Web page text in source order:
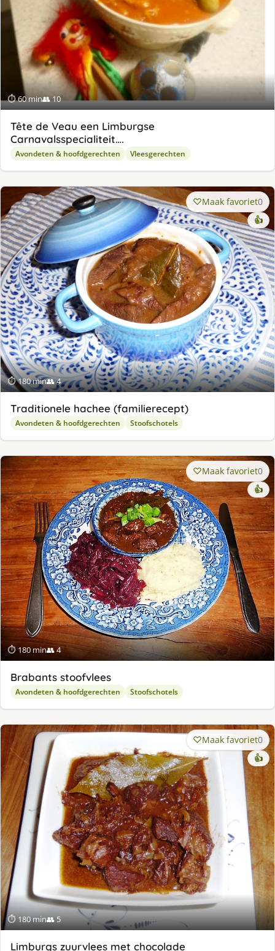
⏱ 60 min👥 10
Tête de Veau een Limburgse
Carnavalsspecialiteit….
Avondeten & hoofdgerechten Vleesgerechten
⏱ 180 min👥 4
Maak favoriet0
👍
Traditionele hachee (familierecept)
Avondeten & hoofdgerechten Stoofschotels
⏱ 180 min👥 4
Maak favoriet0
👍
Brabants stoofvlees
Avondeten & hoofdgerechten Stoofschotels
⏱ 180 min👥 5
Maak favoriet0
👍
Limburgs zuurvlees met chocolade